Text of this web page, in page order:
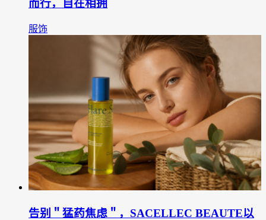
而行，自在相拥
服饰
告别＂猛药焦虑＂，SACELLEC BEAUTE以